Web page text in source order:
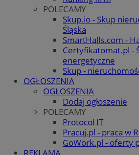
POLECAMY
Skup.io - Skup
Śląska
SmartHalls.com -
Certyfikatomat.pl -
energetyczne
Skup -
OGŁOSZENIA
OGŁOSZENIA
Dodaj ogłoszenie
POLECAMY
Protocol IT
Pracuj.pl - praca w
GoWork.pl - oferty